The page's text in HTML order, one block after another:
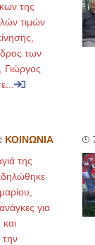
της
τιμών
των
Γιώργος
ΚΟΙΝΩΝΙΑ
της
για